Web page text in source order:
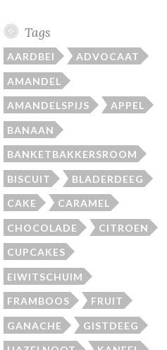
Tags
AARDBEI ADVOCAAT
AMANDEL
AMANDELSPIJS APPEL
BANAAN
BANKETBAKKERSROOM
BISCUIT BLADERDEEG
CAKE CARAMEL
CHOCOLADE CITROEN
CUPCAKES
EIWITSCHUIM
FRAMBOOS FRUIT
GANACHE GISTDEEG